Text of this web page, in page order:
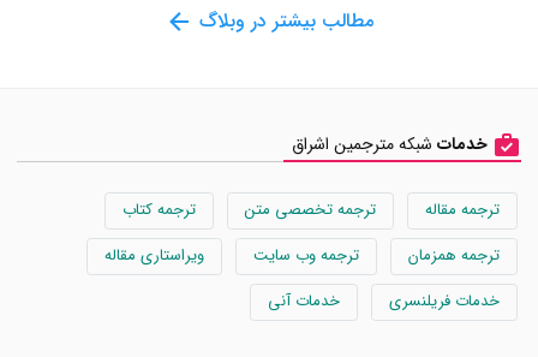
مطالب بیشتر در وبلاگ
خدمات شبکه مترجمین اشراق
ترجمه مقاله ترجمه تخصصی متن
ترجمه کتاب
ترجمه همزمان
ترجمه وب سایت
ویراستاری مقاله
خدمات فریلنسری
خدمات آنی